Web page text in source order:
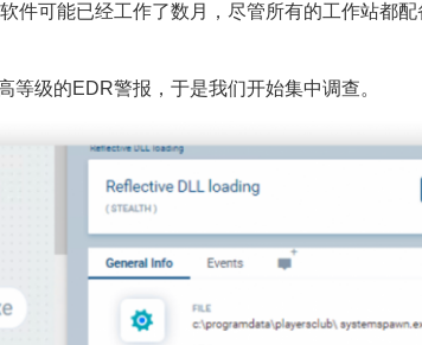
件可能已经工作了数月，尽管所有的工作站都
等级的EDR警报，于是我们开始集中调查。